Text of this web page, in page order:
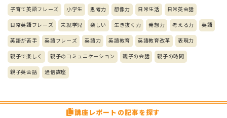
子育て英語フレーズ 小学生 思考力 想像力 日常生活 日常英会話
日常英語フレーズ 未就学児 楽しい 生き抜く力 発想力 考える力 英語
英語が苦手 英語フレーズ 英語力 英語教育 英語教育改革 表現力
親子で楽しく 親子のコミュニケーション 親子の会話 親子の時間
親子英会話 通信講座
講座レポートの記事を探す